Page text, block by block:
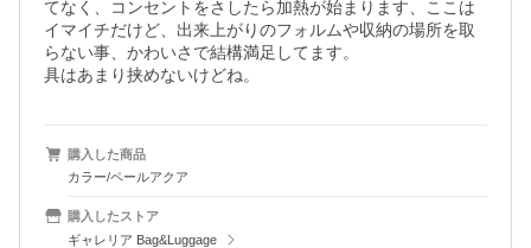
てなく、コンセントをさしたら加熱が始まります、ここは
イマイチだけど、出来上がりのフォルムや収納の場所を取
らない事、かわいさで結構満足してます。
具はあまり挟めないけどね。
購入した商品
カラー/ペールアクア
購入したストア
ギャレリア Bag&Luggage